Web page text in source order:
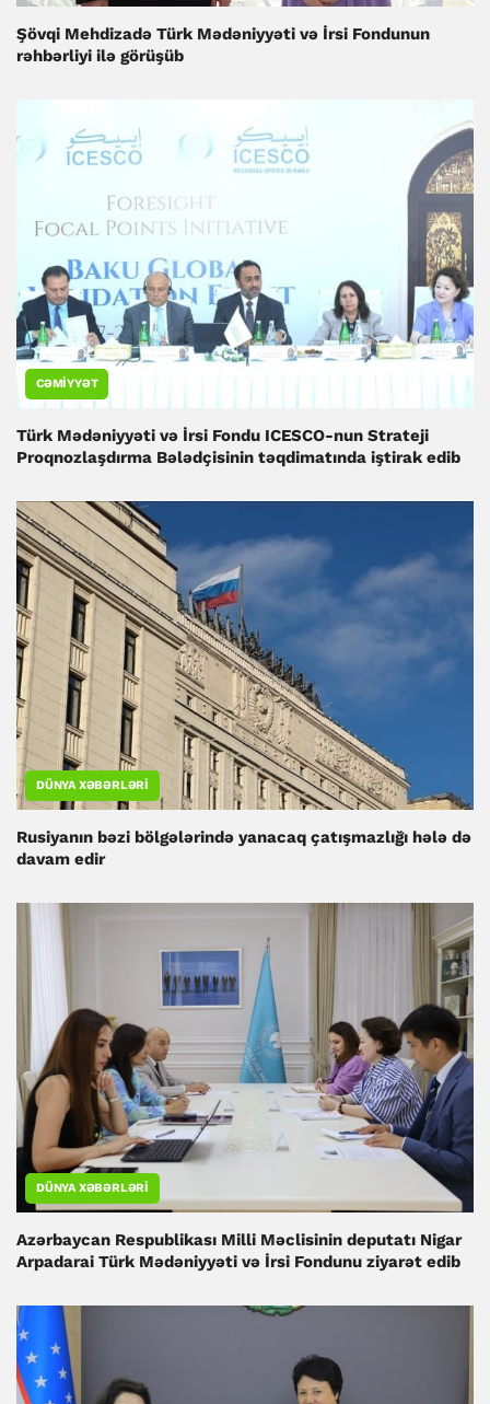
Şövqi Mehdizadə Türk Mədəniyyəti və İrsi Fondunun
rəhbərliyi ilə görüşüb
CƏMIYYƏT
Türk Mədəniyyəti və İrsi Fondu ICESCO-nun Strateji
Proqnozlaşdırma Bələdçisinin təqdimatında iştirak edib
DÜNYA XƏBƏRLƏRI
Rusiyanın bəzi bölgələrində yanacaq çatışmazlığı hələ də
davam edir
DÜNYA XƏBƏRLƏRI
Azərbaycan Respublikası Milli Məclisinin deputatı Nigar
Arpadarai Türk Mədəniyyəti və İrsi Fondunu ziyarət edib